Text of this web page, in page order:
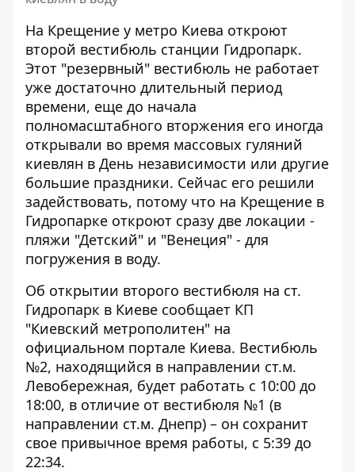
На Крещение у метро Киева откроют
второй вестибюль станции Гидропарк.
Этот "резервный" вестибюль не работает
уже достаточно длительный период
времени, еще до начала
полномасштабного вторжения его иногда
открывали во время массовых гуляний
киевлян в День независимости или другие
большие праздники. Сейчас его решили
задействовать, потому что на Крещение в
Гидропарке откроют сразу две локации -
пляжи "Детский" и "Венеция" - для
погружения в воду.
Об открытии второго вестибюля на ст.
Гидропарк в Киеве сообщает КП
"Киевский метрополитен" на
официальном портале Киева. Вестибюль
№2, находящийся в направлении ст.м.
Левобережная, будет работать с 10:00 до
18:00, в отличие от вестибюля №1 (в
направлении ст.м. Днепр) – он сохранит
свое привычное время работы, с 5:39 до
22:34.